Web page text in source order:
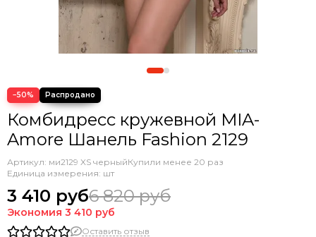
−50%
Комбидресс кружевной MIA-
Amore Шанель Fashion 2129
Артикул: ми2129 XS черныйКупили менее 20 раз
Единица измерения: шт
3 410 руб6 820 руб
Экономия 3 410 руб
Оставить отзыв